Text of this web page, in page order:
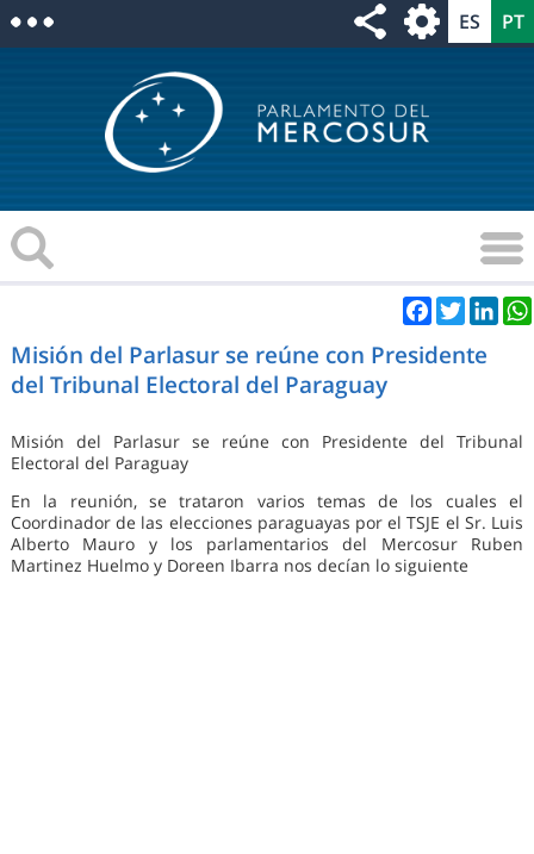
Facebook
Twitter
Misión del Parlasur se reúne con Presidente
del Tribunal Electoral del Paraguay
Misión del Parlasur se reúne con Presidente del Tribunal
Electoral del Paraguay
En la reunión, se trataron varios temas de los cuales el
Coordinador de las elecciones paraguayas por el TSJE el Sr. Luis
Alberto Mauro y los parlamentarios del Mercosur Ruben
Martinez Huelmo y Doreen Ibarra nos decían lo siguiente